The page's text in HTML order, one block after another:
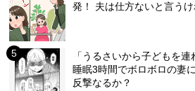
発！ 夫は仕方ないと言う
「うるさいから子どもを
睡眠3時間でボロボロの妻
反撃なるか？